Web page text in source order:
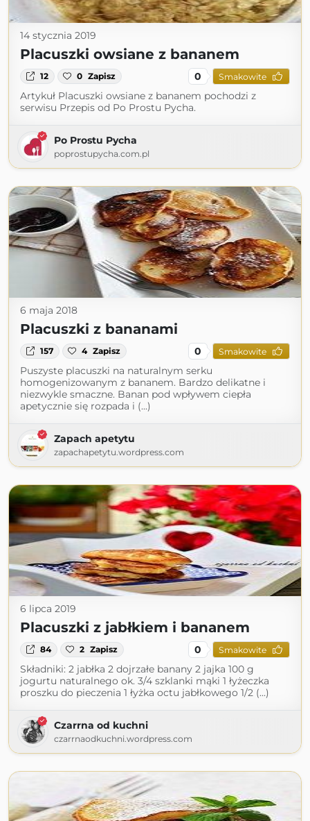
14 stycznia 2019
Placuszki owsiane z bananem
12 0 Zapisz 0 Smakowite
Artykuł Placuszki owsiane z bananem pochodzi z
serwisu Przepis od Po Prostu Pycha.
Po Prostu Pycha
poprostupycha.com.pl
6 maja 2018
Placuszki z bananami
157 4 Zapisz 0 Smakowite
Puszyste placuszki na naturalnym serku
homogenizowanym z bananem. Bardzo delikatne i
niezwykle smaczne. Banan pod wpływem ciepła
apetycznie się rozpada i (...)
Zapach apetytu
zapachapetytu.wordpress.com
6 lipca 2019
Placuszki z jabłkiem i bananem
84 2 Zapisz 0 Smakowite
Składniki: 2 jabłka 2 dojrzałe banany 2 jajka 100 g
jogurtu naturalnego ok. 3/4 szklanki mąki 1 łyżeczka
proszku do pieczenia 1 łyżka octu jabłkowego 1/2 (...)
Czarrna od kuchni
czarrnaodkuchni.wordpress.com